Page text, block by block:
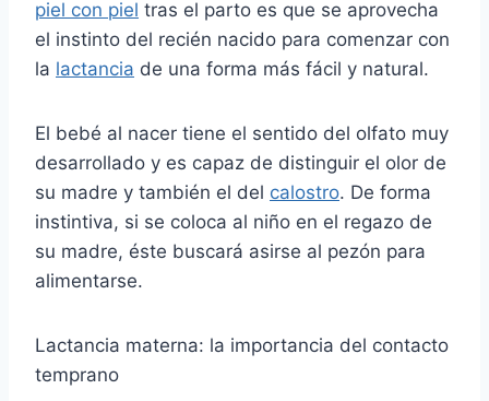
piel con piel tras el parto es que se aprovecha
el instinto del recién nacido para comenzar con
la lactancia de una forma más fácil y natural.
El bebé al nacer tiene el sentido del olfato muy
desarrollado y es capaz de distinguir el olor de
su madre y también el del calostro. De forma
instintiva, si se coloca al niño en el regazo de
su madre, éste buscará asirse al pezón para
alimentarse.
Lactancia materna: la importancia del contacto
temprano